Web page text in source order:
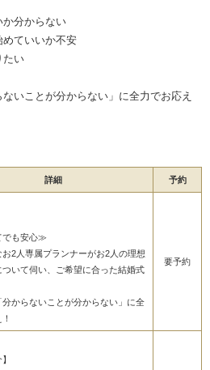
か分からない
めていいか不安
たい
いことが分からない」に全力でお応え
詳細 予約
でも安心≫
2人専属プランナーがお2人の理想
ついて伺い、ご希望に合った結婚式
分からないことが分からない」に全
要予約